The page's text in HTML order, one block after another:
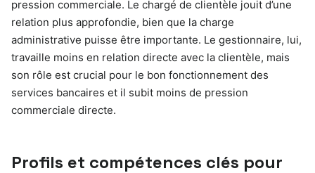
pression commerciale. Le chargé de clientèle jouit d’une
relation plus approfondie, bien que la charge
administrative puisse être importante. Le gestionnaire, lui,
travaille moins en relation directe avec la clientèle, mais
son rôle est crucial pour le bon fonctionnement des
services bancaires et il subit moins de pression
commerciale directe.
Profils et compétences clés pour